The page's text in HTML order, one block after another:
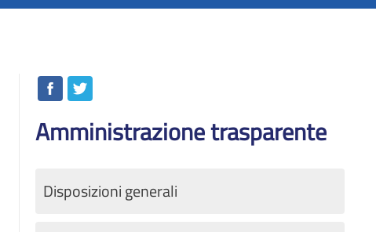
Amministrazione trasparente
Disposizioni generali